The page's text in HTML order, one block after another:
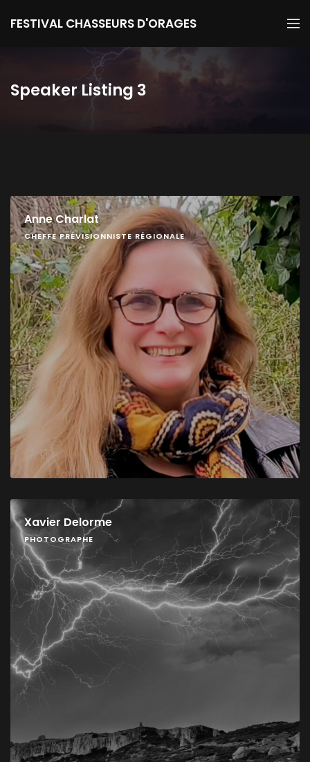
FESTIVAL CHASSEURS D'ORAGES
Speaker Listing 3
Anne Charlat
CHEFFE PRÉVISIONNISTE RÉGIONALE
Xavier Delorme
PHOTOGRAPHE